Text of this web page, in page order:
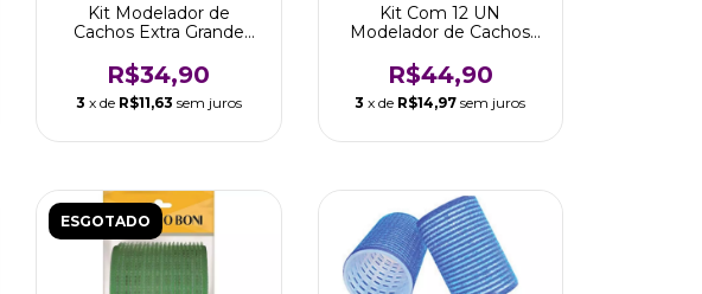
Kit Modelador de
Cachos Extra Grande
Boni
R$34,90
3 x de R$11,63 sem juros
Kit Com 12 UN
Modelador de Cachos
Marco Boni
R$44,90
3 x de R$14,97 sem juros
ESGOTADO